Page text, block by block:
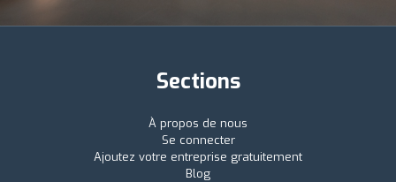
Sections
À propos de nous
Se connecter
Ajoutez votre entreprise gratuitement
Blog